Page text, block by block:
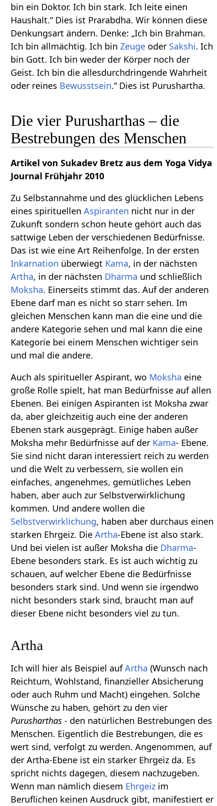
bin ein Doktor. Ich bin stark. Ich leite einen
Haushalt.“ Dies ist Prarabdha. Wir können diese
Denkungsart ändern. Denke: „Ich bin Brahman.
Ich bin allmächtig. Ich binZeuge oder Sakshi. Ich
bin Gott. Ich bin weder der Körper noch der
Geist. Ich bin die allesdurchdringende Wahrheit
oder reines Bewusstsein.“ Dies ist Purushartha.
Die vier Purusharthas – die
Bestrebungen des Menschen
Artikel von Sukadev Bretz aus dem Yoga Vidya
Journal Frühjahr 2010
Zu Selbstannahme und des glücklichen Lebens
eines spirituellenAspiranten nicht nur in der
Zukunft sondern schon heute gehört auch das
sattwige Leben der verschiedenen Bedürfnisse.
Das ist wie eine Art Reihenfolge. In der ersten
Inkarnation überwiegt Kama, in der nächsten
Artha, in der nächsten Dharma und schließlich
Moksha. Einerseits stimmt das. Auf der anderen
Ebene darf man es nicht so starr sehen. Im
gleichen Menschen kann man die eine und die
andere Kategorie sehen und mal kann die eine
Kategorie bei einem Menschen wichtiger sein
und mal die andere.
Auch als spiritueller Aspirant, wo Moksha eine
große Rolle spielt, hat man Bedürfnisse auf allen
Ebenen. Bei einigen Aspiranten ist Moksha zwar
da, aber gleichzeitig auch eine der anderen
Ebenen stark ausgeprägt. Einige haben außer
Moksha mehr Bedürfnisse auf der Kama- Ebene.
Sie sind nicht daran interessiert reich zu werden
und die Welt zu verbessern, sie wollen ein
einfaches, angenehmes, gemütliches Leben
haben, aber auch zur Selbstverwirklichung
kommen. Und andere wollen die
Selbstverwirklichung, haben aber durchaus einen
starken Ehrgeiz. DieArtha-Ebene ist also stark.
Und bei vielen ist außer Moksha die Dharma-
Ebene besonders stark. Es ist auch wichtig zu
schauen, auf welcher Ebene die Bedürfnisse
besonders stark sind. Und wenn sie irgendwo
nicht besonders stark sind, braucht man auf
dieser Ebene nicht besonders viel zu tun.
Artha
Ich will hier als Beispiel aufArtha (Wunsch nach
Reichtum, Wohlstand, finanzieller Absicherung
oder auch Ruhm und Macht) eingehen. Solche
Wünsche zu haben, gehört zu den vier
Purusharthas - den natürlichen Bestrebungen des
Menschen. Eigentlich die Bestrebungen, die es
wert sind, verfolgt zu werden. Angenommen, auf
der Artha-Ebene ist ein starker Ehrgeiz da. Es
spricht nichts dagegen, diesem nachzugeben.
Wenn man nämlich diesem Ehrgeiz im
Beruflichen keinen Ausdruck gibt, manifestiert er